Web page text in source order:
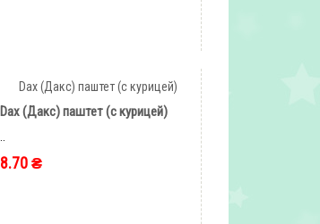
Dax (Дакс) паштет (с курицей)
8.70 ₴